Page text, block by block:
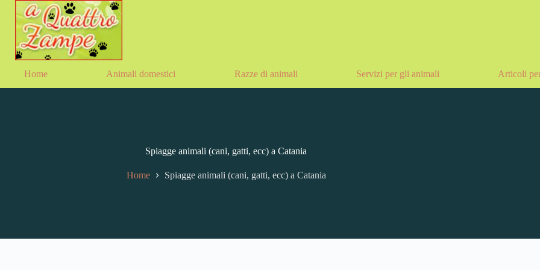
Salta
contenuto
Home Animali domestici Razze di animali Servizi per gli animali Articoli
Spiagge animali (cani, gatti, ecc) a Catania
Home Spiagge animali (cani, gatti, ecc) a Catania